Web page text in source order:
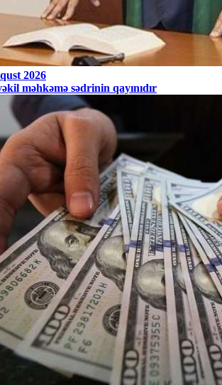
2026
məhkəmə sədrinin qayınıdır